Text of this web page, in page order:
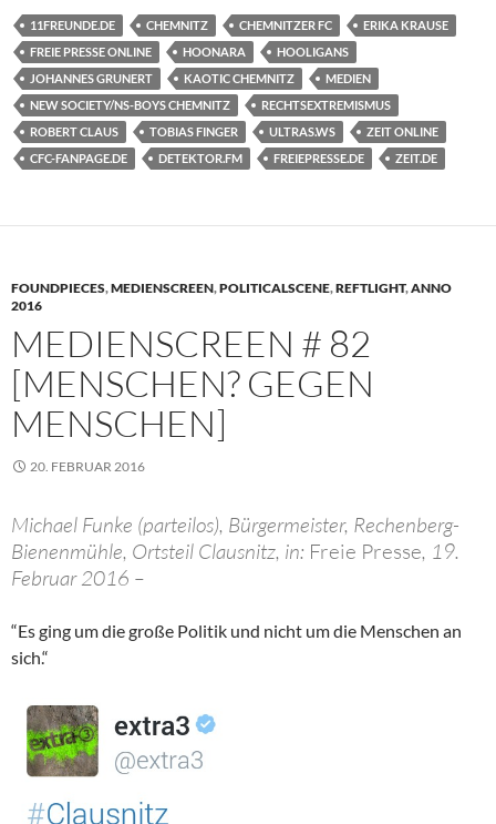
11FREUNDE.DE CHEMNITZ CHEMNITZER FC
ERIKA KRAUSE
FREIE PRESSE ONLINE
HOONARA
HOOLIGANS
JOHANNES GRUNERT
KAOTIC CHEMNITZ
MEDIEN
NEW SOCIETY/NS-BOYS CHEMNITZ
RECHTSEXTREMISMUS
ROBERT CLAUS
TOBIAS FINGER ULTRAS.WS
ZEIT ONLINE
CFC-FANPAGE.DE
DETEKTOR.FM FREIEPRESSE.DE ZEIT.DE
FOUNDPIECES,MEDIENSCREEN,POLITICALSCENE,REFTLIGHT,ANNO
2016
MEDIENSCREEN # 82
[MENSCHEN? GEGEN
MENSCHEN]
20. FEBRUAR 2016
Michael Funke (parteilos), Bürgermeister, Rechenberg-
Bienenmühle, Ortsteil Clausnitz, in: Freie Presse, 19.
Februar 2016 –
“Es ging um die große Politik und nicht um die Menschen an
sich.“